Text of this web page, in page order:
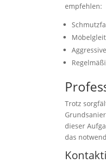
empfehlen:
Trotz
dieser
das